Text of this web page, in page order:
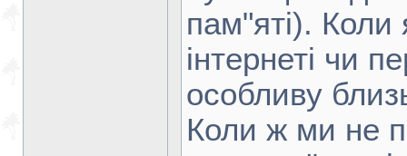
пам"яті).
інтернеті чи
особливу
Коли ж ми не